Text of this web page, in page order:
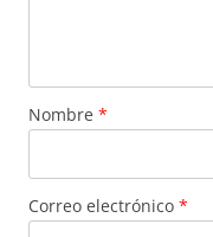
Nombre *
Correo electrónico *